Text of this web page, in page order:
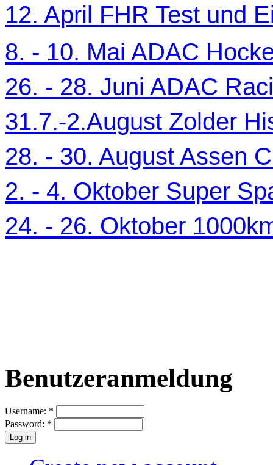
12. April FHR Test und
8. - 10. Mai ADAC
26. - 28. Juni ADAC
31.7.-2.August Zolder
28. - 30. August Assen
2. - 4. Oktober Super
24. - 26. Oktober
Benutzeranmeldung
Username: *
Password: *